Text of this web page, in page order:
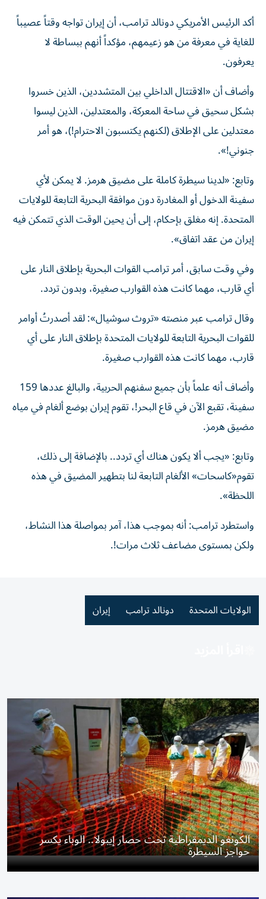
أكد الرئيس الأمريكي دونالد ترامب، أن إيران تواجه وقتاً عصيباً
للغاية في معرفة من هو زعيمهم، مؤكداً أنهم ببساطة لا
يعرفون.
وأضاف أن «الاقتتال الداخلي بين المتشددين، الذين خسروا
بشكل سحيق في ساحة المعركة، والمعتدلين، الذين ليسوا
معتدلين على الإطلاق (لكنهم يكتسبون الاحترام!)، هو أمر
جنوني!».
وتابع: «لدينا سيطرة كاملة على مضيق هرمز. لا يمكن لأي
سفينة الدخول أو المغادرة دون موافقة البحرية التابعة للولايات
المتحدة. إنه مغلق بإحكام، إلى أن يحين الوقت الذي تتمكن فيه
إيران من عقد اتفاق».
وفي وقت سابق، أمر ترامب القوات البحرية بإطلاق النار على
أي قارب، مهما كانت هذه القوارب صغيرة، وبدون تردد.
وقال ترامب عبر منصته «تروث سوشيال»: لقد أصدرتُ أوامر
للقوات البحرية التابعة للولايات المتحدة بإطلاق النار على أي
قارب، مهما كانت هذه القوارب صغيرة.
وأضاف أنه علماً بأن جميع سفنهم الحربية، والبالغ عددها 159
سفينة، تقبع الآن في قاع البحر!، تقوم إيران بوضع ألغام في مياه
مضيق هرمز.
وتابع: «يجب ألا يكون هناك أي تردد.. بالإضافة إلى ذلك،
تقوم«كاسحات» الألغام التابعة لنا بتطهير المضيق في هذه
اللحظة».
واستطرد ترامب: أنه بموجب هذا، آمر بمواصلة هذا النشاط،
ولكن بمستوى مضاعف ثلاث مرات!.
الولايات المتحدة دونالد ترامب إيران
الكونغو الديمقراطية تحت حصار إيبولا.. الوباء يكسر
حواجز السيطرة